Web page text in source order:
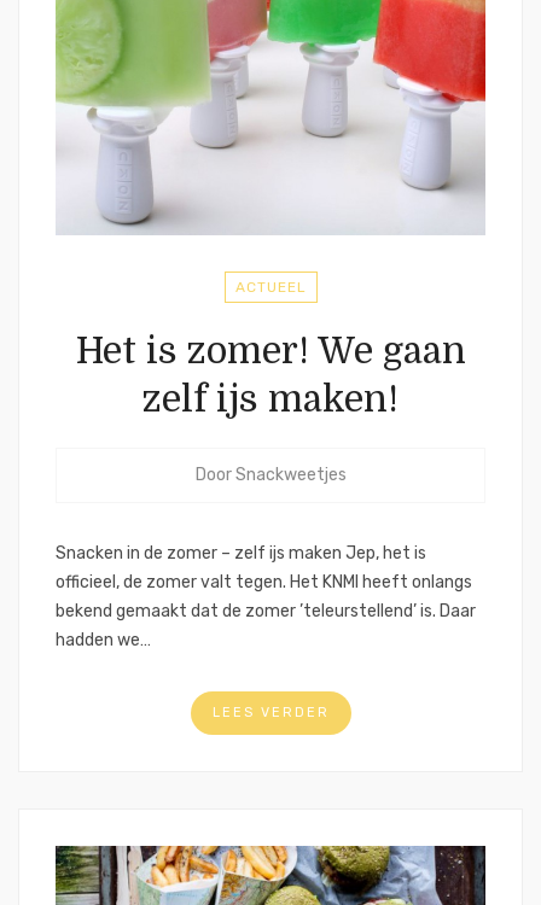
ACTUEEL
Het is zomer! We gaan
zelf ijs maken!
DoorSnackweetjes
Snacken in de zomer – zelf ijs maken Jep, het is
officieel, de zomer valt tegen. Het KNMI heeft onlangs
bekend gemaakt dat de zomer ’teleurstellend’ is. Daar
hadden we…
LEES VERDER